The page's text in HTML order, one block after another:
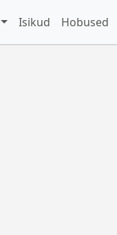
Isikud Hobused